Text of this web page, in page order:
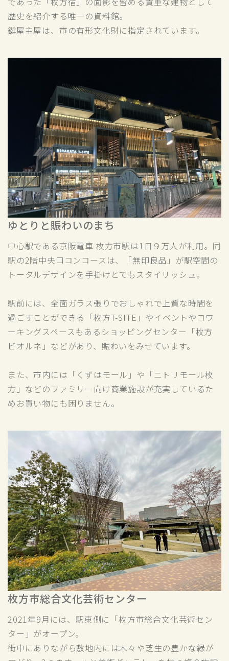
歴史を紹介する唯一の資料館。
鍵屋主屋は、市の有形文化財に指定されています。
ゆとりと賑わいのまち
中心駅である京阪電車 枚方市駅は1日９万人が利用。同
駅の2階中央口コンコースは、「無印良品」が駅空間の
トータルデザインを手掛けとてもスタイリッシュ。
駅前には、全面ガラス張りでおしゃれで上質な時間を
過ごすことができる「枚方T-SITE」やイベントやコワ
ーキングスペースもあるショッピングセンター「枚方
ビオルネ」などがあり、賑わいをみせています。
また、市内には「くずはモール」や「ニトリモール枚
方」などのファミリー向け商業施設が充実しているた
めお買い物にも困りません。
枚方市総合文化芸術センター
2021年9月には、駅東側に「枚方市総合文化芸術セン
ター」がオープン。
街中にありながら敷地内には木々や芝生の豊かな緑が